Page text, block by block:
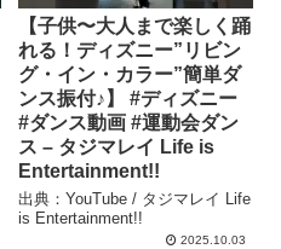
【子供〜大人まで楽しく踊
れる！ディズニー”リビン
グ・イン・カラー”簡単ダ
ンス振付♪】 #ディズニー
#ダンス動画 #運動会ダン
ス – タジマレイ Life is
Entertainment!!
出典：YouTube / タジマレイ Life
is Entertainment!!
2025.10.03